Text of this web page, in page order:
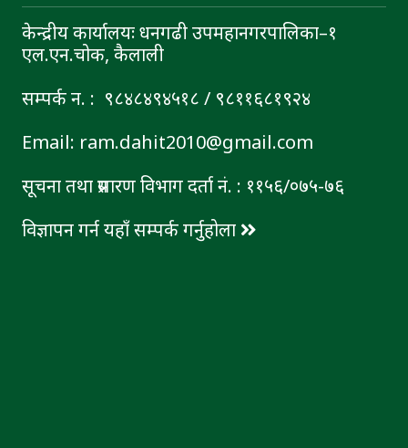
केन्द्रीय कार्यालयः धनगढी उपमहानगरपालिका–१
एल.एन.चोक, कैलाली
सम्पर्क न. : ९८४८४९४५१८ / ९८११६८१९२४
Email: ram.dahit2010@gmail.com
सूचना तथा प्रसारण विभाग दर्ता नं. : ११५६/०७५-७६
विज्ञापन गर्न यहाँ सम्पर्क गर्नुहोला